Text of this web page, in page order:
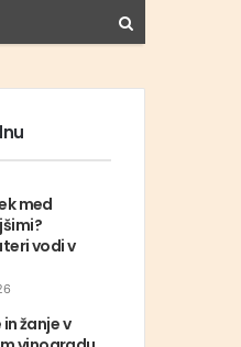
med
vodi v
in žanje v